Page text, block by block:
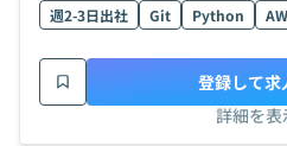
週2-3日出社 Git Python
詳細を表
登録して求